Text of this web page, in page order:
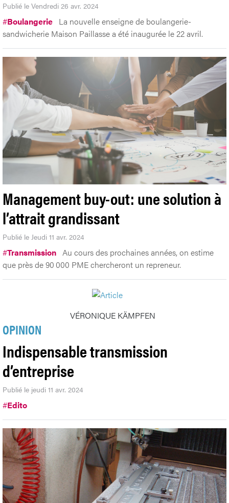
Publié le Vendredi 26 avr. 2024
#Boulangerie La nouvelle enseigne de boulangerie-
sandwicherie Maison Paillasse a été inaugurée le 22 avril.
Management buy-out: une solution à
l’attrait grandissant
Publié le Jeudi 11 avr. 2024
#Transmission Au cours des prochaines années, on estime
que près de 90 000 PME chercheront un repreneur.
VÉRONIQUE KÄMPFEN
OPINION
Indispensable transmission
d’entreprise
Publié le jeudi 11 avr. 2024
#Edito